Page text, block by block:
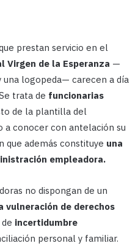
prestan servicio en el
Virgen de la Esperanza —
una logopeda— carecen a día
trata de funcionarias
de la plantilla del
a conocer con antelación su
que además constituye una
empleadora.
no dispongan de un
vulneración de derechos
incertidumbre
personal y familiar.